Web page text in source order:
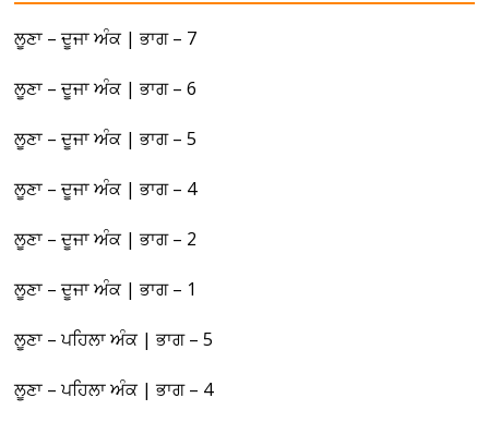
ਲੂਣਾ – ਦੂਜਾ ਅੰਕ | ਭਾਗ – 7
ਲੂਣਾ – ਦੂਜਾ ਅੰਕ | ਭਾਗ – 6
ਲੂਣਾ – ਦੂਜਾ ਅੰਕ | ਭਾਗ – 5
ਲੂਣਾ – ਦੂਜਾ ਅੰਕ | ਭਾਗ – 4
ਲੂਣਾ – ਦੂਜਾ ਅੰਕ | ਭਾਗ – 2
ਲੂਣਾ – ਦੂਜਾ ਅੰਕ | ਭਾਗ – 1
ਲੂਣਾ – ਪਹਿਲਾ ਅੰਕ | ਭਾਗ – 5
ਲੂਣਾ – ਪਹਿਲਾ ਅੰਕ | ਭਾਗ – 4